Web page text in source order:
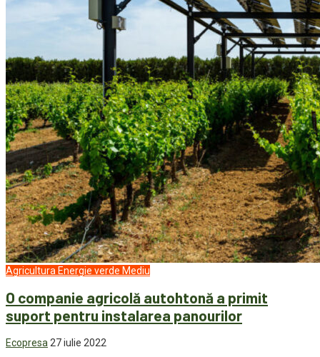
Agricultura Energie verde Mediu
O companie agricolă autohtonă a primit
suport pentru instalarea panourilor
Ecopresa 27 iulie 2022